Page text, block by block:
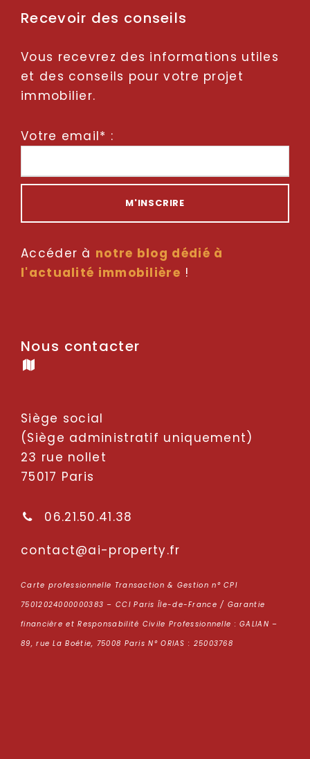
Recevoir des conseils
Vous recevrez des informations utiles
et des conseils pour votre projet
immobilier.
Votre email* :
Accéder à notre blog dédié à
l'actualité immobilière !
Nous contacter
Siège social
(Siège administratif uniquement)
23 rue nollet
75017 Paris
06.21.50.41.38
rf.yt
repor
p-ia@
tcatn
oc
Carte professionnelle Transaction & Gestion n° CPI
75012024000000383 – CCI Paris Île-de-France / Garantie
financière et Responsabilité Civile Professionnelle : GALIAN –
89, rue La Boétie, 75008 Paris N° ORIAS : 25003768